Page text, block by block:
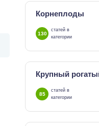
Корнеплоды
130
статей в
категории
Крупный
85
статей в
категории